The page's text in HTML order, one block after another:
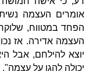
אומרים העצמה
הפחד במטווח,
העצמה אדירה. אז
יוצא להילחם, אבל
יכולה להגן על עצמה".